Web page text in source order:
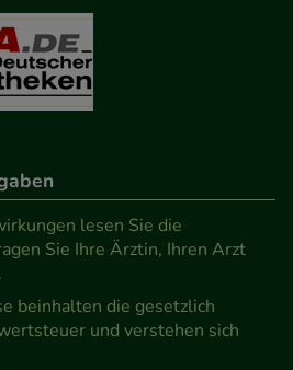
lesen Sie die
Sie Ihre Ärztin, Ihren Arzt
beinhalten die gesetzlich
und verstehen sich